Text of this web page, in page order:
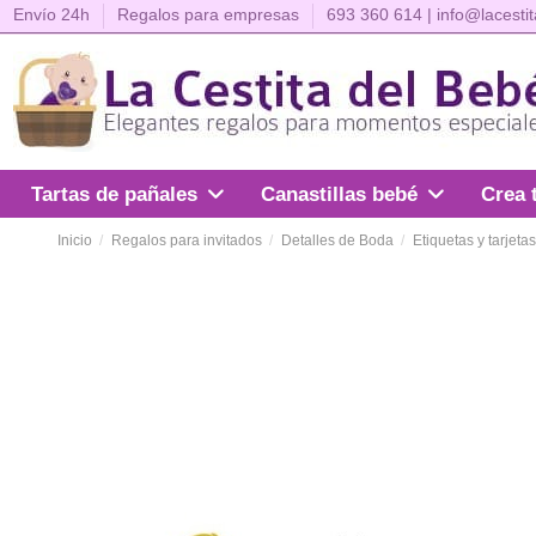
Envío 24h Regalos para empresas 693 360 614|
Tartas de pañales Canastillas bebé Crea
Inicio Regalos para invitados Detalles de Boda Etiquetas y